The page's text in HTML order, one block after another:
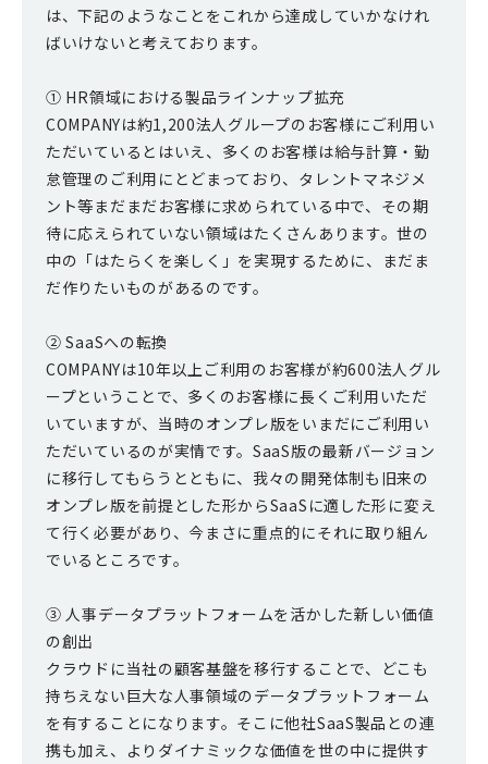
は、下記のようなことをこれから達成していかなけれ
ばいけないと考えております。
① HR領域における製品ラインナップ拡充
COMPANYは約1,200法人グループのお客様にご利用い
ただいているとはいえ、多くのお客様は給与計算・勤
怠管理のご利用にとどまっており、タレントマネジメ
ント等まだまだお客様に求められている中で、その期
待に応えられていない領域はたくさんあります。世の
中の「はたらくを楽しく」を実現するために、まだま
だ作りたいものがあるのです。
② SaaSへの転換
COMPANYは10年以上ご利用のお客様が約600法人グル
ープということで、多くのお客様に長くご利用いただ
いていますが、当時のオンプレ版をいまだにご利用い
ただいているのが実情です。SaaS版の最新バージョン
に移行してもらうとともに、我々の開発体制も旧来の
オンプレ版を前提とした形からSaaSに適した形に変え
て行く必要があり、今まさに重点的にそれに取り組ん
でいるところです。
③ 人事データプラットフォームを活かした新しい価値
の創出
クラウドに当社の顧客基盤を移行することで、どこも
持ちえない巨大な人事領域のデータプラットフォーム
を有することになります。そこに他社SaaS製品との連
携も加え、よりダイナミックな価値を世の中に提供す